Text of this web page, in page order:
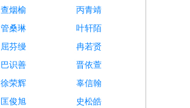
查烟榆
丙青靖
管桑琳
叶轩陌
屈芬缦
冉若贤
巴识善
晋依萱
徐荣辉
辜信翰
匡俊旭
史松皓